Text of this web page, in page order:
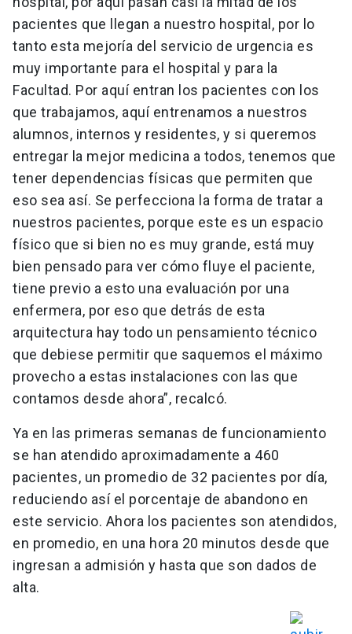
pacientes que llegan a nuestro hospital, por lo
tanto esta mejoría del servicio de urgencia es
muy importante para el hospital y para la
Facultad. Por aquí entran los pacientes con los
que trabajamos, aquí entrenamos a nuestros
alumnos, internos y residentes, y si queremos
entregar la mejor medicina a todos, tenemos que
tener dependencias físicas que permiten que
eso sea así. Se perfecciona la forma de tratar a
nuestros pacientes, porque este es un espacio
físico que si bien no es muy grande, está muy
bien pensado para ver cómo fluye el paciente,
tiene previo a esto una evaluación por una
enfermera, por eso que detrás de esta
arquitectura hay todo un pensamiento técnico
que debiese permitir que saquemos el máximo
provecho a estas instalaciones con las que
contamos desde ahora”, recalcó.
Ya en las primeras semanas de funcionamiento
se han atendido aproximadamente a 460
pacientes, un promedio de 32 pacientes por día,
reduciendo así el porcentaje de abandono en
este servicio. Ahora los pacientes son atendidos,
en promedio, en una hora 20 minutos desde que
ingresan a admisión y hasta que son dados de
alta.